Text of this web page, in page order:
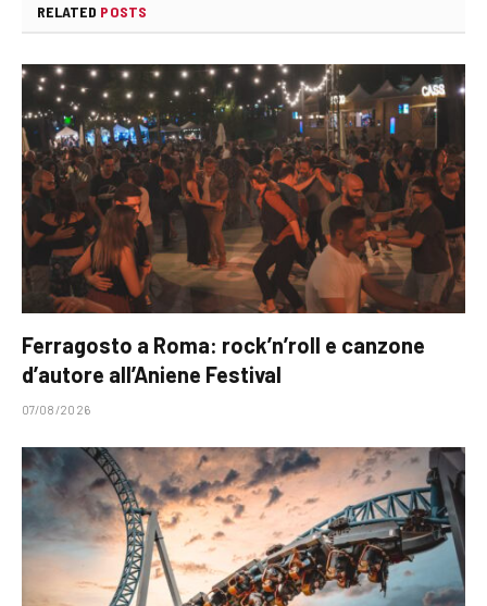
RELATED POSTS
Ferragosto a Roma: rock’n’roll e canzone
d’autore all’Aniene Festival
07/08/2026